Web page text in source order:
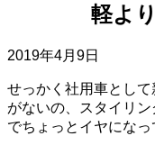
軽よ
2019年4月9日
せっかく社用車とし
がないの、スタイリ
でちょっとイヤになっ